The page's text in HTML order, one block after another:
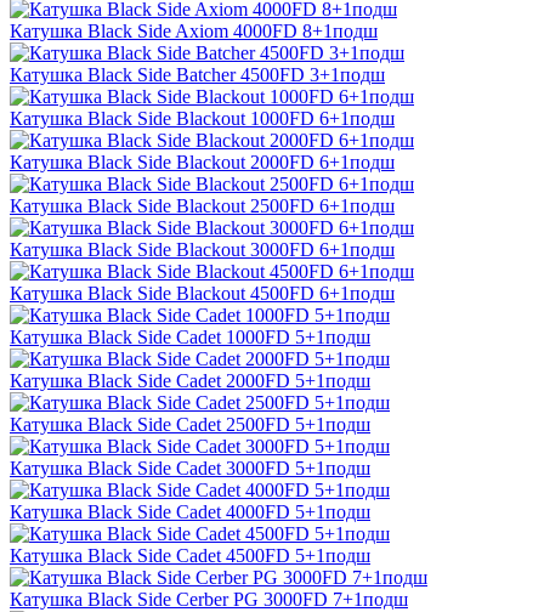
Катушка Black Side Axiom 4000FD 8+1подш
Катушка Black Side Batcher 4500FD 3+1подш
Катушка Black Side Blackout 1000FD 6+1подш
Катушка Black Side Blackout 2000FD 6+1подш
Катушка Black Side Blackout 2500FD 6+1подш
Катушка Black Side Blackout 3000FD 6+1подш
Катушка Black Side Blackout 4500FD 6+1подш
Катушка Black Side Cadet 1000FD 5+1подш
Катушка Black Side Cadet 2000FD 5+1подш
Катушка Black Side Cadet 2500FD 5+1подш
Катушка Black Side Cadet 3000FD 5+1подш
Катушка Black Side Cadet 4000FD 5+1подш
Катушка Black Side Cadet 4500FD 5+1подш
Катушка Black Side Cerber PG 3000FD 7+1подш